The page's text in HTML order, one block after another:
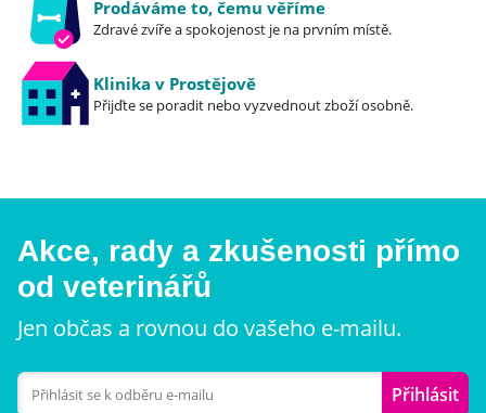
Prodáváme to, čemu věříme
Zdravé zvíře a spokojenost je na prvním místě.
Klinika v Prostějově
Přijďte se poradit nebo vyzvednout zboží osobně.
Akce, rady a zkušenosti přímo
od veterinářů
Jen občas a rovnou do vašeho e-mailu.
Přihlásit